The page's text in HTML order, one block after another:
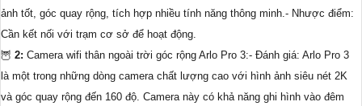
ảnh tốt, góc quay rộng, tích hợp nhiều tính năng thông minh.- Nhược điểm:
Cần kết nối với trạm cơ sở để hoạt động.
🦉 2: Camera wifi thân ngoài trời góc rộng Arlo Pro 3:- Đánh giá: Arlo Pro 3
là một trong những dòng camera chất lượng cao với hình ảnh siêu nét 2K
và góc quay rộng đến 160 độ. Camera này có khả năng ghi hình vào đêm